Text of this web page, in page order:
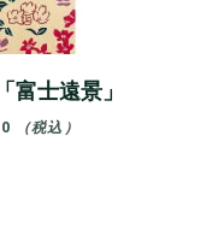
富士遠景」
（税込）